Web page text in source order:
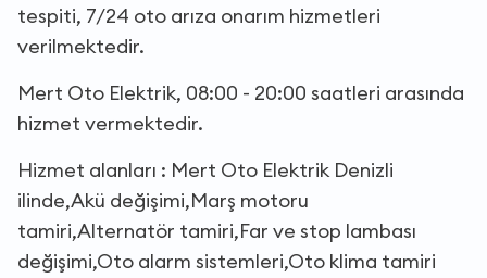
tespiti, 7/24 oto arıza onarım hizmetleri
verilmektedir.
Mert Oto Elektrik, 08:00 - 20:00 saatleri arasında
hizmet vermektedir.
Hizmet alanları : Mert Oto Elektrik Denizli
ilinde,Akü değişimi,Marş motoru
tamiri,Alternatör tamiri,Far ve stop lambası
değişimi,Oto alarm sistemleri,Oto klima tamiri